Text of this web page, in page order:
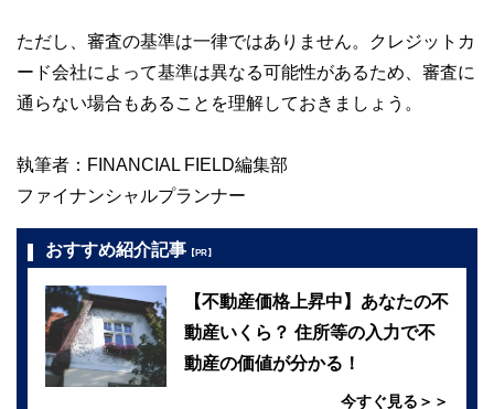
ただし、審査の基準は一律ではありません。クレジットカ
ード会社によって基準は異なる可能性があるため、審査に
通らない場合もあることを理解しておきましょう。
執筆者：FINANCIAL FIELD編集部
ファイナンシャルプランナー
おすすめ紹介記事 【PR】
【不動産価格上昇中】あなたの不
動産いくら？ 住所等の入力で不
動産の価値が分かる！
今すぐ見る＞＞